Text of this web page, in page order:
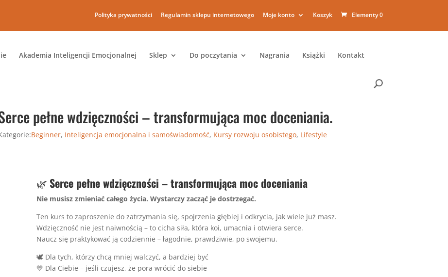
Polityka prywatności Regulamin sklepu internetowego Moje konto Koszyk Elementy 0
Akademia Inteligencji Emocjonalnej Sklep Do poczytania Nagrania Książki Kontakt
pełne wdzięczności – transformująca moc doceniania.
Beginner, Inteligencja emocjonalna i samoświadomość, Kursy rozwoju osobistego, Lifestyle
🌿 Serce pełne wdzięczności – transformująca moc doceniania
Nie musisz zmieniać całego życia. Wystarczy zacząć je dostrzegać.
Ten kurs to zaproszenie do zatrzymania się, spojrzenia głębiej i odkrycia, jak wiele już masz.
Wdzięczność nie jest naiwnością – to cicha siła, która koi, umacnia i otwiera serce.
Naucz się praktykować ją codziennie – łagodnie, prawdziwie, po swojemu.
🕊️ Dla tych, którzy chcą mniej walczyć, a bardziej być
💛 Dla Ciebie – jeśli czujesz, że pora wrócić do siebie